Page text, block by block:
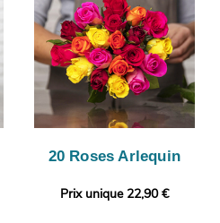
20 Roses Arlequin
Prix unique 22,90 €